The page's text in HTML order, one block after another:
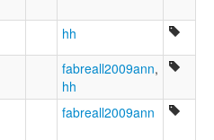
hh
fabreall2009ann,
hh
fabreall2009ann